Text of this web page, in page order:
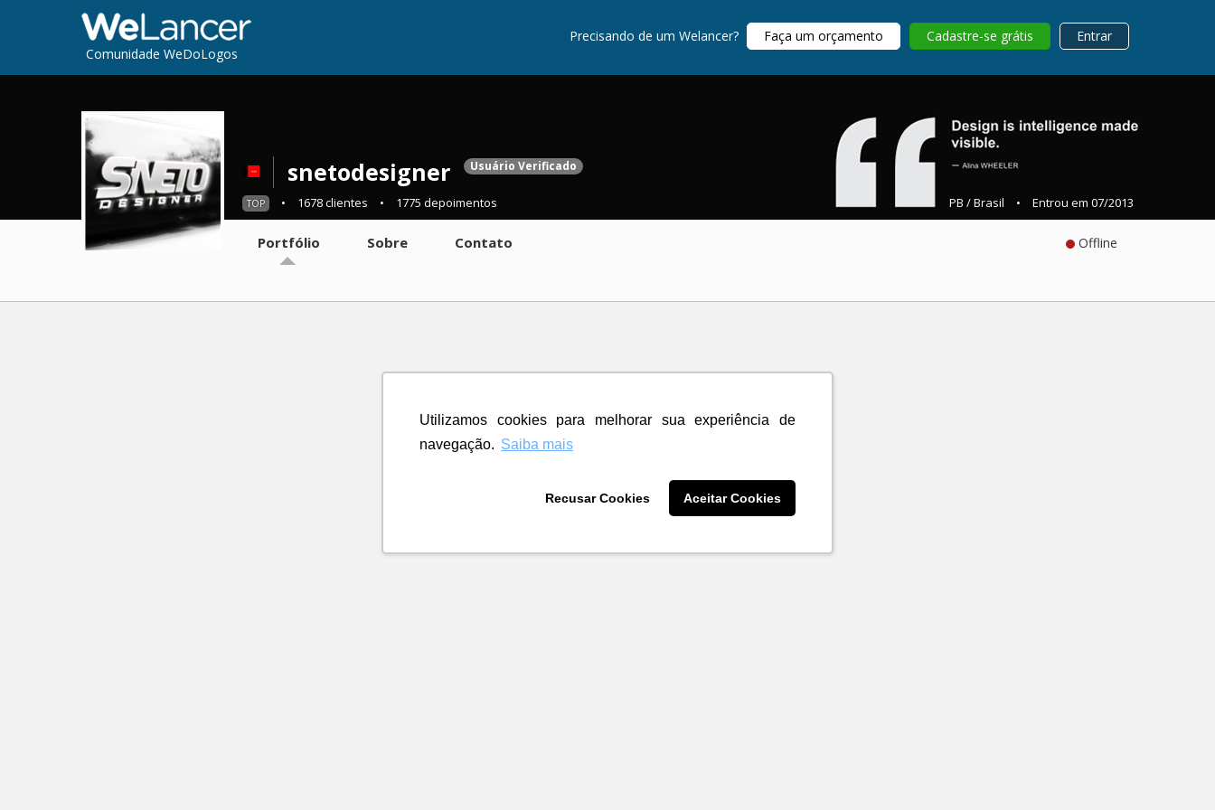
Utilizamos cookies para melhorar sua experiência de
navegação. Saiba mais
Recusar Cookies Aceitar Cookies
Comunidade WeDoLogos
Precisando de um Welancer? Faça um orçamento Cadastre-se grátis Entrar
snetodesigner Usuário Verificado
TOP • 1678 clientes • 1775 depoimentos PB / Brasil • Entrou em 07/2013
Portfólio Sobre Contato Offline